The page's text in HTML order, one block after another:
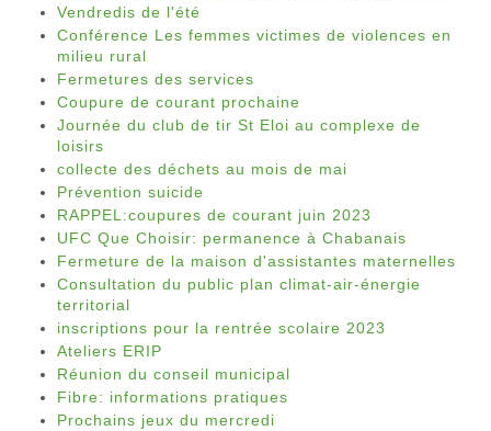
Vendredis de l'été
Conférence Les femmes victimes de violences en
milieu rural
Fermetures des services
Coupure de courant prochaine
Journée du club de tir St Eloi au complexe de
loisirs
collecte des déchets au mois de mai
Prévention suicide
RAPPEL:coupures de courant juin 2023
UFC Que Choisir: permanence à Chabanais
Fermeture de la maison d'assistantes maternelles
Consultation du public plan climat-air-énergie
territorial
inscriptions pour la rentrée scolaire 2023
Ateliers ERIP
Réunion du conseil municipal
Fibre: informations pratiques
Prochains jeux du mercredi